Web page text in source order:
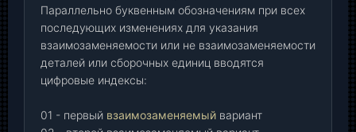
Параллельно буквенным обозначениям при всех
последующих изменениях для указания
взаимозаменяемости или не взаимозаменяемости
деталей или сборочных единиц вводятся
цифровые индексы:
01 - первый взаимозаменяемый вариант